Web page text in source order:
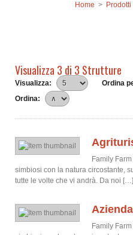
Home > Prodotti
Visualizza 3 di 3 Strutture
Visualizza:
Ordina
Ordina:
Family
simbiosi con la natura circostante,
tutte le volte che vi andrà. Da noi […]
Family